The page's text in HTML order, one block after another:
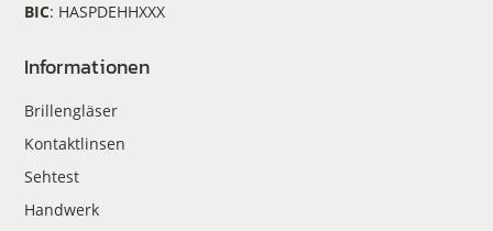
BIC: HASPDEHHXXX
Informationen
Brillengläser
Kontaktlinsen
Sehtest
Handwerk